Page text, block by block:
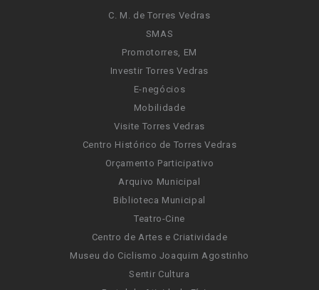
C. M. de Torres Vedras
SMAS
Promotorres, EM
Investir Torres Vedras
E-negócios
Mobilidade
Visite Torres Vedras
Centro Histórico de Torres Vedras
Orçamento Participativo
Arquivo Municipal
Biblioteca Municipal
Teatro-Cine
Centro de Artes e Criatividade
Museu do Ciclismo Joaquim Agostinho
Sentir Cultura